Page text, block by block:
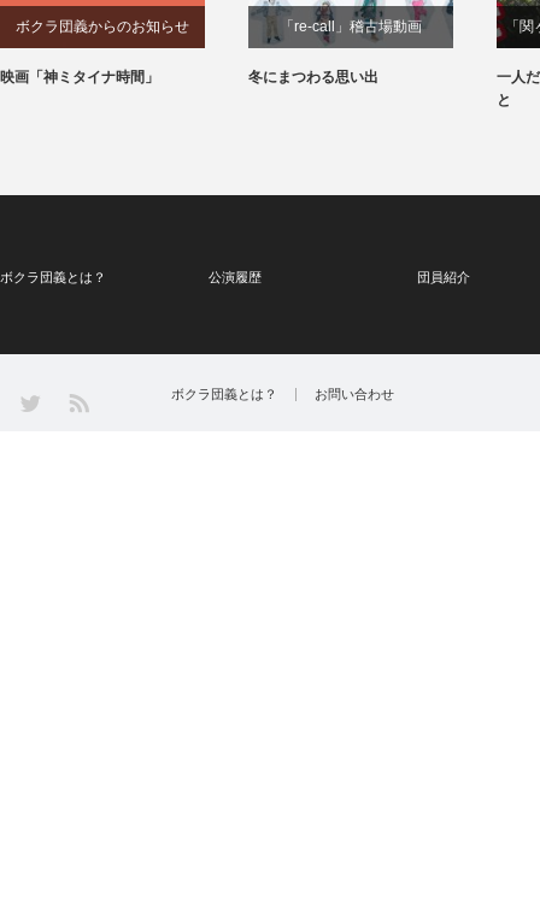
ボクラ団義からのお知らせ
映画「神ミタイナ時間」
「re-call」稽古場動画
冬にまつわる思い出
「
一人
と
ボクラ団義とは？ 公演履歴 団員紹介
Twitter ボクラ団義とは？ お問い合わせ